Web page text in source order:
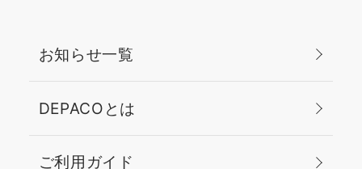
お知らせ一覧
DEPACOとは
ご利用ガイド